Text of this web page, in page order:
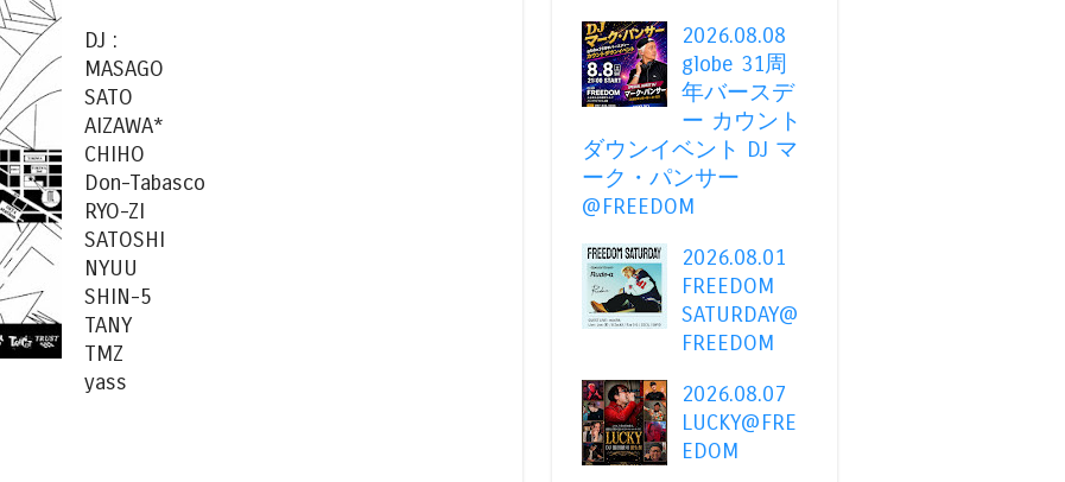
DJ :
MASAGO
SATO
AIZAWA*
CHIHO
Don-Tabasco
RYO-ZI
SATOSHI
NYUU
SHIN-5
TANY
TMZ
yass
2026.08.08
globe 31周
年バースデ
ー カウント
ダウンイベント DJ マ
ーク・パンサー
@FREEDOM
2026.08.01
FREEDOM
SATURDAY@
FREEDOM
2026.08.07
LUCKY@FRE
EDOM